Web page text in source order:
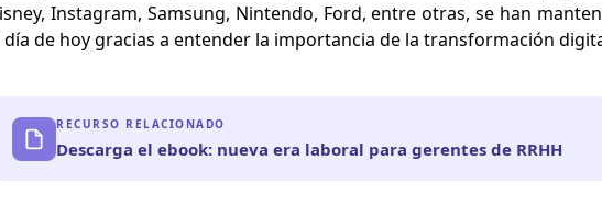
Instagram, Samsung, Nintendo, Ford, entre otras, se han
día de hoy gracias a entender la importancia de la transformación
RECURSO RELACIONADO
Descarga el ebook: nueva era laboral para gerentes de RRHH